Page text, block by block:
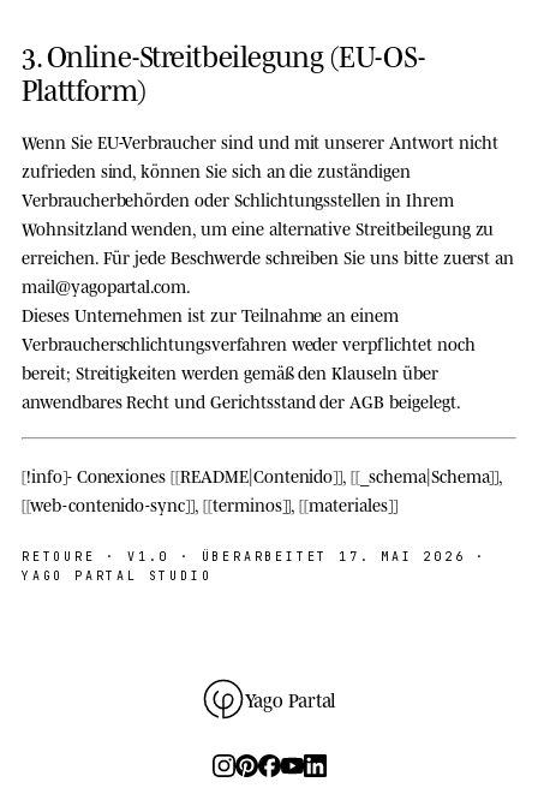
3. Online-Streitbeilegung (EU-OS-
Plattform)
Wenn Sie EU-Verbraucher sind und mit unserer Antwort nicht
zufrieden sind, können Sie sich an die zuständigen
Verbraucherbehörden oder Schlichtungsstellen in Ihrem
Wohnsitzland wenden, um eine alternative Streitbeilegung zu
erreichen. Für jede Beschwerde schreiben Sie uns bitte zuerst an
mail@yagopartal.com.
Dieses Unternehmen ist zur Teilnahme an einem
Verbraucherschlichtungsverfahren weder verpflichtet noch
bereit; Streitigkeiten werden gemäß den Klauseln über
anwendbares Recht und Gerichtsstand der AGB beigelegt.
[!info]- Conexiones [[README|Contenido]], [[_schema|Schema]],
[[web-contenido-sync]], [[terminos]], [[materiales]]
RETOURE · V1.0
· ÜBERARBEITET 17. MAI 2026 ·
YAGO PARTAL STUDIO
Yago Partal